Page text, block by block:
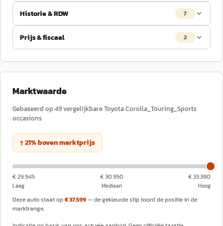
Historie & RDW 7
Prijs & fiscaal 2
Marktwaarde
Gebaseerd op 49vergelijkbareToyotaCorolla_Touring_Sports
occasions
↑21%bovenmarktprijs
€ 29.945
Laag
€ 30.950
Mediaan
€ 33.390
Hoog
Deze auto staat op€ 37.599— de gekleurde stip toont de positie in de
marktrange.